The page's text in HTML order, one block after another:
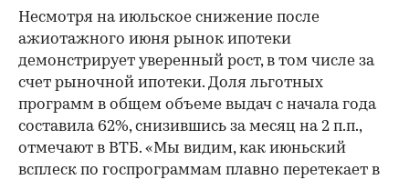
Несмотря на июльское снижение после
ажиотажного июня рынок ипотеки
демонстрирует уверенный рост, в том числе за
счет рыночной ипотеки. Доля льготных
программ в общем объеме выдач с начала года
составила 62%, снизившись за месяц на 2 п.п.,
отмечают в ВТБ. «Мы видим, как июньский
всплеск по госпрограммам плавно перетекает в